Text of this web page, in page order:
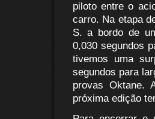
piloto entre o
carro. Na etapa
S. a bordo de
0,030 segundos
tivemos uma
segundos para
provas Oktane.
próxima edição